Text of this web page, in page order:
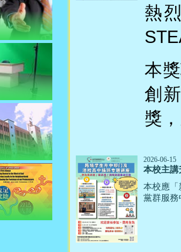
熱
本
創
獎
2026-06-15
本校主講
本校應「
黨群服務